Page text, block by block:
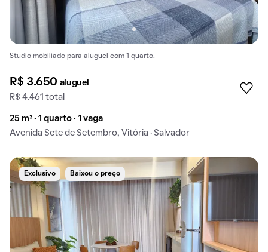
Studio mobiliado para aluguel com 1 quarto.
R$ 3.650 aluguel
R$ 4.461 total
25 m² · 1 quarto · 1 vaga
Avenida Sete de Setembro, Vitória · Salvador
Exclusivo Baixou o preço